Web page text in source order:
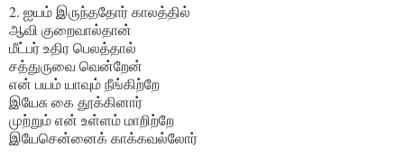
2. ஐயம் இருந்ததோர் காலத்தில்
ஆவி குறைவால்தான்
மீட்பர் உதிர பெலத்தால்
சத்துருவை வென்றேன்
என் பயம் யாவும் நீங்கிற்றே
இயேசு கை தூக்கினார்
முற்றும் என் உள்ளம் மாறிற்றே
இயேசென்னைக் காக்கவல்லோர்